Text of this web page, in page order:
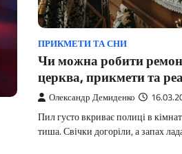
ПРИКМЕТИ ТА СНИ
Чи можна робити
церква, прикмети та
Олександр Демиденко
Пил густо вкриває полиці в
тиша. Свічки догоріли, а запах